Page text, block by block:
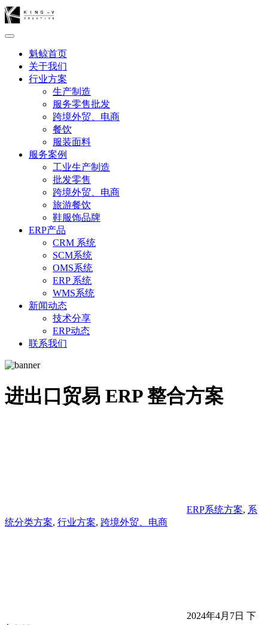
魁鲸首页
关于我们
行业方案
生产制造
服务零售批发
跨境外贸、电商
餐饮
服装面料
服务案例
工业生产制造
批发零售
跨境外贸、电商
旅游餐饮
鞋服饰品牌
ERP产品
CRM 系统
SCM系统
OMS系统
ERP 系统
WMS系统
新闻动态
技术分享
ERP动态
联系我们
进出口贸易 ERP 整合方案
ERP系统方案, 系
统分类方案, 行业方案, 跨境外贸、电商
2024年4月7日 下